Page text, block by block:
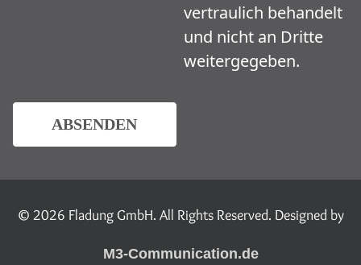
vertraulich behandelt
und nicht an Dritte
weitergegeben.
ABSENDEN
© 2026 Fladung GmbH. All Rights Reserved. Designed by
M3-Communication.de